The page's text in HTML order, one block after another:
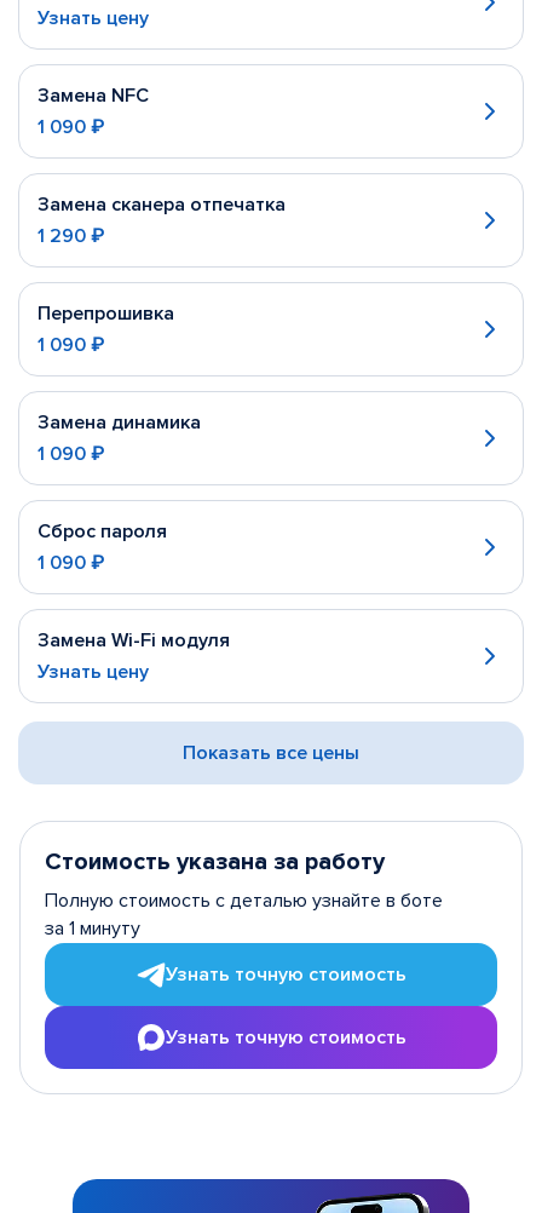
Узнать цену
Замена NFC
1 090 ₽
Замена сканера отпечатка
1 290 ₽
Перепрошивка
1 090 ₽
Замена динамика
1 090 ₽
Сброс пароля
1 090 ₽
Замена Wi-Fi модуля
Узнать цену
Показать все цены
Стоимость указана за работу
Полную стоимость с деталью узнайте в боте
за 1 минуту
Узнать точную стоимость
Узнать точную стоимость